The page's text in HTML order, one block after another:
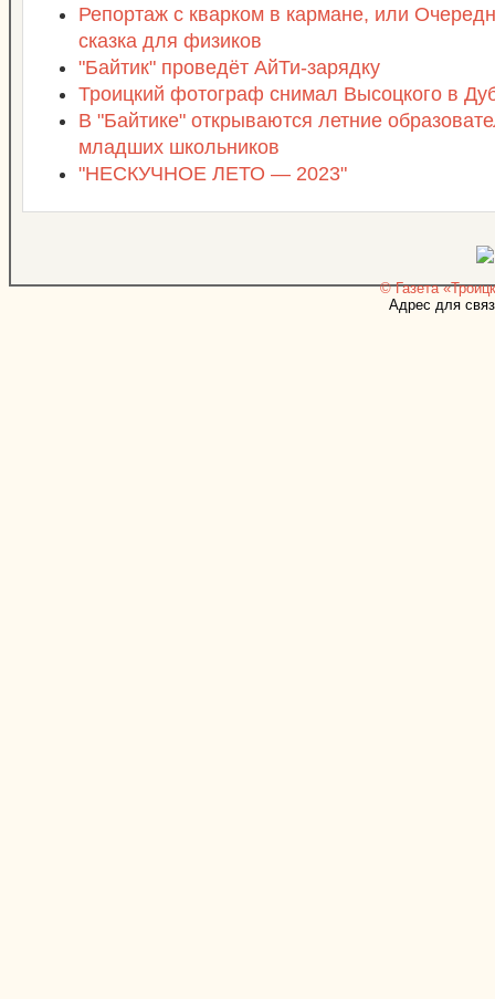
Репортаж с кварком в кармане, или
сказка для физиков
"Байтик" проведёт АйТи-зарядку
Троицкий фотограф снимал Высоцкого в
В "Байтике" открываются летние
младших школьников
"НЕСКУЧНОЕ ЛЕТО — 2023"
© Газета
Адрес для